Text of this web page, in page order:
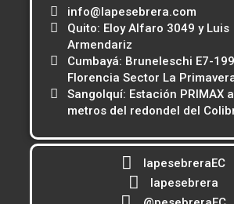
info@lapesebrera.com
Quito: Eloy Alfaro 3049 y Luis
Armendariz
Cumbayá: Bruneleschi E7-
Florencia Sector La
Sangolquí: Estación PRIMAX
metros del redondel del
lapesebreraEC
lapesebrera